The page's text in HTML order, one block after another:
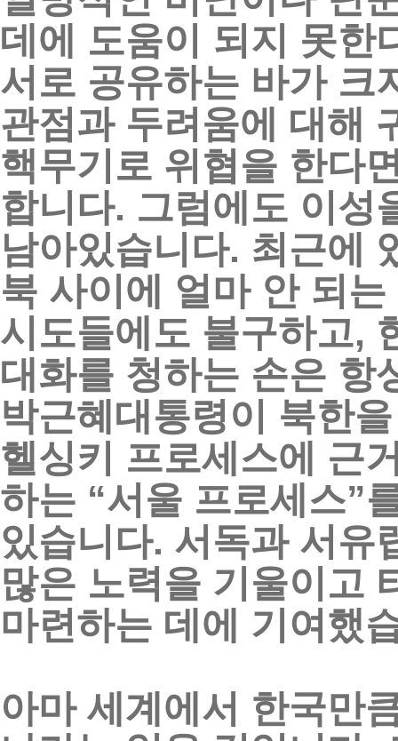
데에 도움이 되지 못한
서로 공유하는 바가 크
관점과 두려움에 대해
핵무기로 위협을 한다
합니다. 그럼에도 이성
남아있습니다. 최근에
북 사이에 얼마 안 되는
시도들에도 불구하고,
대화를 청하는 손은 항
박근혜대통령이 북한을
헬싱키 프로세스에 근
하는 “서울 프로세스”
있습니다. 서독과 서유
많은 노력을 기울이고
마련하는 데에 기여했
아마 세계에서 한국만